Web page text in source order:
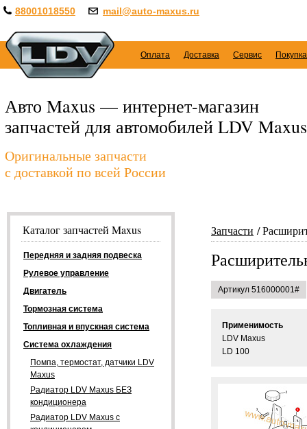
88001018550 mail@auto-maxus.ru
Оплата Доставка Сервис
Авто Maxus — интернет-магазин
запчастей для автомобилей LDV Maxus
Оригинальные запчасти
с доставкой по всей России
Запчасти
Артикул 516000001#
Применимость
LDV Maxus
LD 100
Каталог запчастей Maxus
Передняя и задняя подвеска
Рулевое управление
Двигатель
Тормозная система
Топливная и впускная система
Система охлаждения
Помпа, термостат, датчики LDV
Maxus
Радиатор LDV Maxus БЕЗ
кондиционера
Радиатор LDV Maxus с